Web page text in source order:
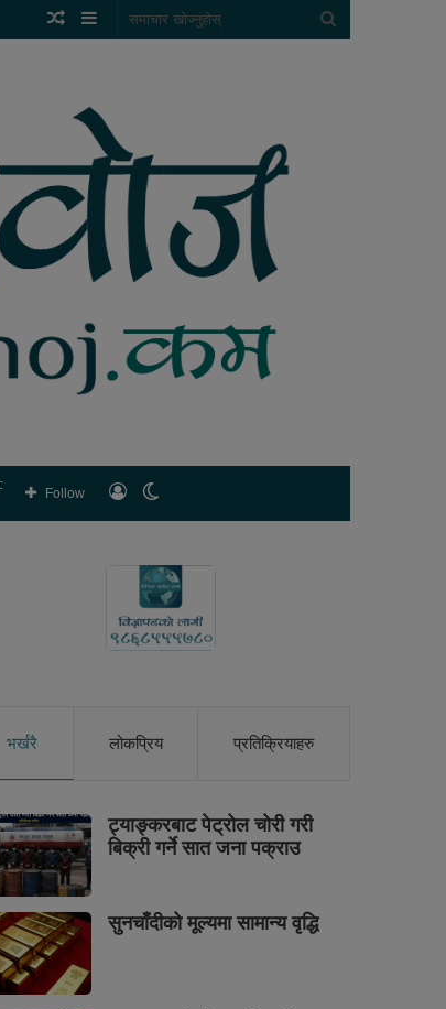
Sidebar
Random
लगइन
Follow
भर्खरै लोकप्रिय प्रतिक्रियाहरु
ट्याङ्करबाट पेट्रोल चोरी गरी
बिक्री गर्ने सात जना पक्राउ
सुनचाँदीको मूल्यमा सामान्य वृद्धि